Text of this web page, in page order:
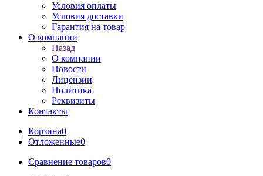
Условия оплаты
Условия доставки
Гарантия на товар
О компании
Назад
О компании
Новости
Лицензии
Политика
Реквизиты
Контакты
Корзина0
Отложенные0
Сравнение товаров0